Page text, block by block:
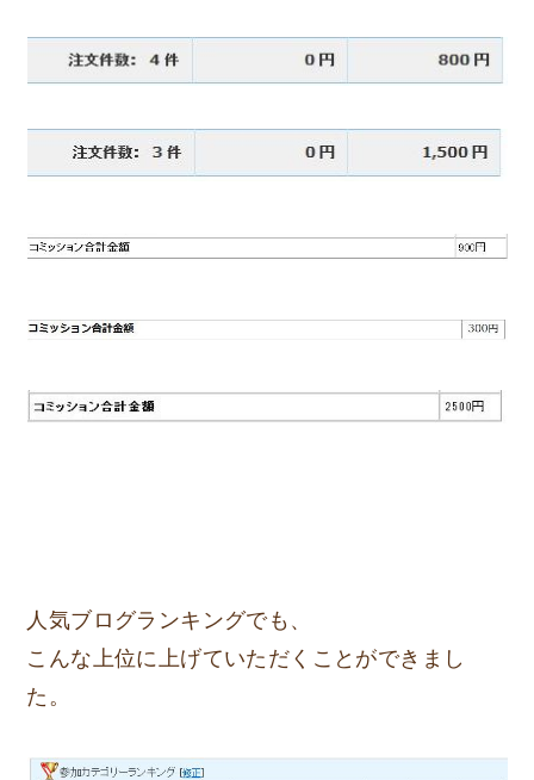
人気ブログランキングでも、
こんな上位に上げていただくことができまし
た。